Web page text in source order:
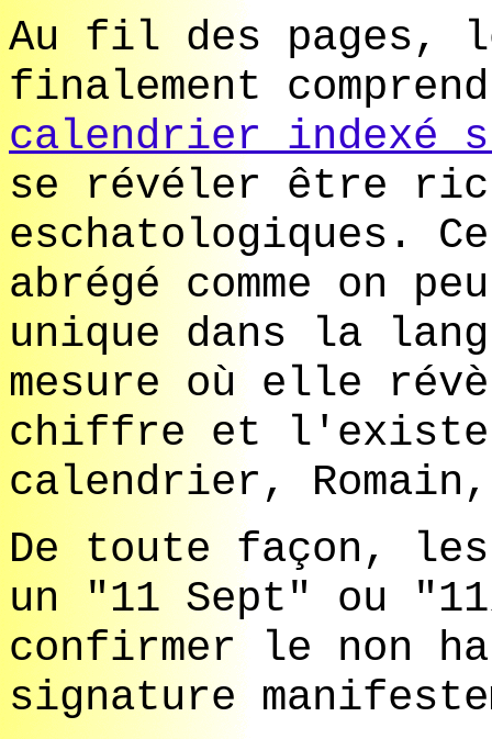
Au fil des pages,
finalement
calendrier indexé
se révéler être
eschatologiques.
abrégé comme on
unique dans la
mesure où elle
chiffre et
calendrier,
De toute façon,
un "11 Sept" ou
confirmer le non
signature